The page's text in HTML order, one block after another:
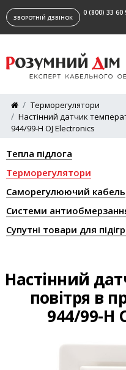
ЗВОРОТНІЙ ДЗВІНОК
0 (800) 33 60
Терморегулятори
Настінний датчик
944/99-H OJ Electronics
Тепла підлога
Терморегулятори
Саморегулюючий кабель
Системи
Супутні товари для
Настінний
повітря в
944/99-H